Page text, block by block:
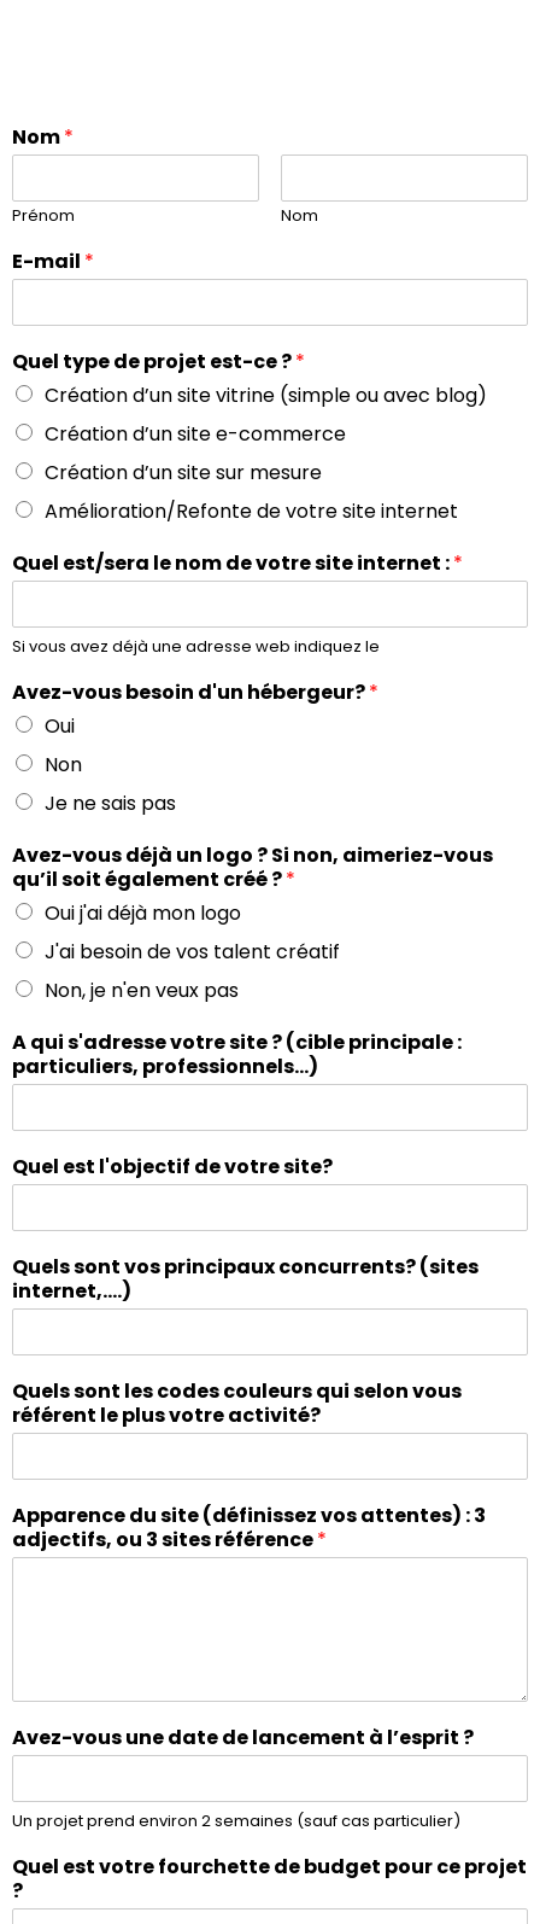
Nom*
Prénom Nom
E-mail *
Quel type de projet est-ce ?*
Création d’un site vitrine (simple ou avec blog)
Création d’un site e-commerce
Création d’un site sur mesure
Amélioration/Refonte de votre site internet
Quel est/sera le nom de votre site internet :*
Si vous avez déjà une adresse web indiquez le
Avez-vous besoin d'un hébergeur?*
Oui
Non
Je ne sais pas
Avez-vous déjà un logo ? Si non, aimeriez-vous
qu’il soit également créé ?*
Oui j'ai déjà mon logo
J'ai besoin de vos talent créatif
Non, je n'en veux pas
A qui s'adresse votre site ? (cible principale :
particuliers, professionnels...)
Quel est l'objectif de votre site?
Quels sont vos principaux concurrents? (sites
internet,....)
Quels sont les codes couleurs qui selon vous
référent le plus votre activité?
Apparence du site (définissez vos attentes) : 3
adjectifs, ou 3 sites référence*
Avez-vous une date de lancement à l’esprit ?
Un projet prend environ 2 semaines (sauf cas particulier)
Quel est votre fourchette de budget pour ce projet
?